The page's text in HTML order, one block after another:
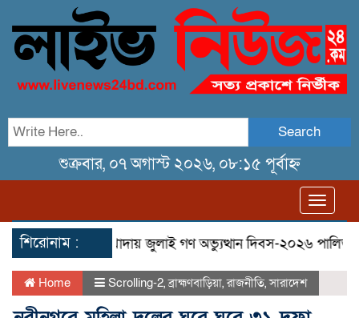
Search
শুক্রবার, ০৭ অগাস্ট ২০২৬, ০৮:১৫ পূর্বাহ্ন
শিরোনাম :তেরখাদায় জুলাই গণ অভ্যুত্থান দিবস-২০২৬ পালিত
Home Scrolling-2,ব্রাহ্মণবাড়িয়া,রাজনীতি,সারাদেশ